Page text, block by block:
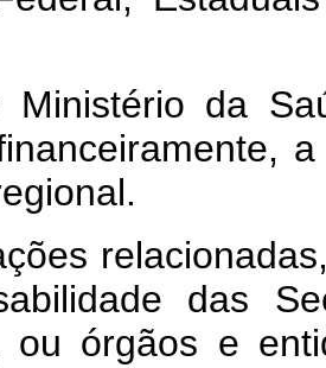
da
das
ou órgãos e